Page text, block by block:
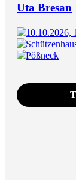
Uta Bresan
10.10.2026,
Pößneck